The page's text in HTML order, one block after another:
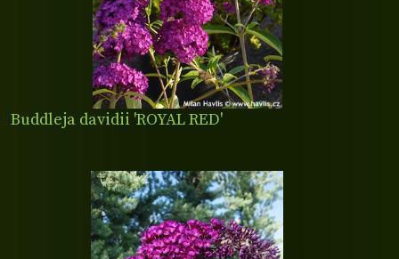
Buddleja davidii 'ROYAL RED'